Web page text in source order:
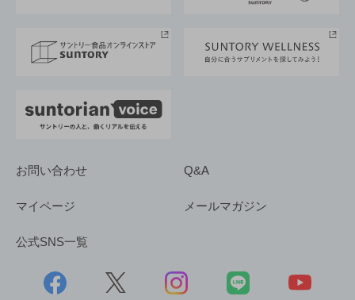
採用情報
お問い合わせ Q&A
マイページ メールマガジン
公式SNS一覧